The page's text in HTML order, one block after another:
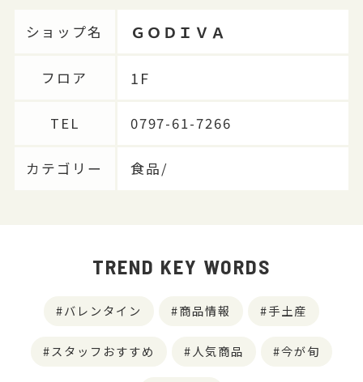
ショップ名 ＧＯＤＩＶＡ
フロア 1F
TEL 0797-61-7266
カテゴリー 食品/
TREND KEY WORDS
バレンタイン 商品情報 手土産
スタッフおすすめ 人気商品 今が旬